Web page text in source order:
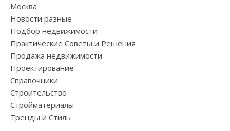
Москва
Новости разные
Подбор недвижимости
Практические Советы и Решения
Продажа недвижимости
Проектирование
Справочники
Строительство
Стройматериалы
Тренды и Стиль